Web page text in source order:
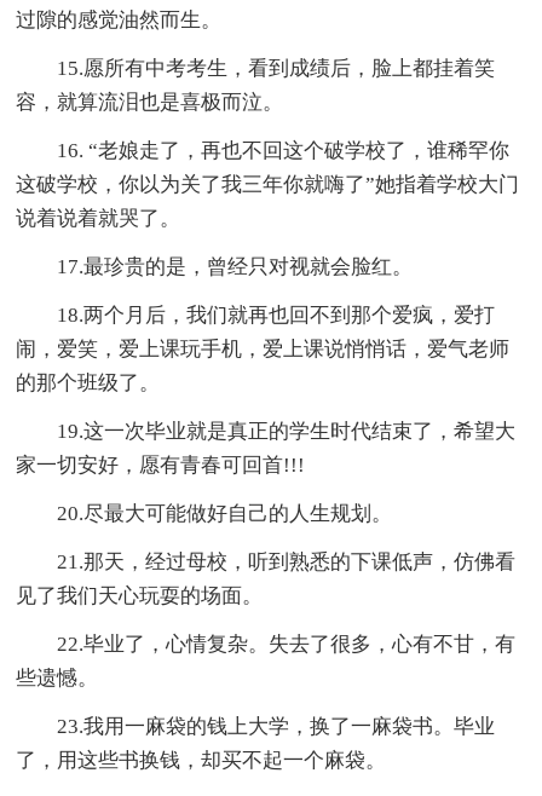
过隙的感觉油然而生。
15.愿所有中考考生，看到成绩后，脸上都挂着笑
容，就算流泪也是喜极而泣。
16. “老娘走了，再也不回这个破学校了，谁稀罕你
这破学校，你以为关了我三年你就嗨了”她指着学校大门
说着说着就哭了。
17.最珍贵的是，曾经只对视就会脸红。
18.两个月后，我们就再也回不到那个爱疯，爱打
闹，爱笑，爱上课玩手机，爱上课说悄悄话，爱气老师
的那个班级了。
19.这一次毕业就是真正的学生时代结束了，希望大
家一切安好，愿有青春可回首!!!
20.尽最大可能做好自己的人生规划。
21.那天，经过母校，听到熟悉的下课低声，仿佛看
见了我们天心玩耍的场面。
22.毕业了，心情复杂。失去了很多，心有不甘，有
些遗憾。
23.我用一麻袋的钱上大学，换了一麻袋书。毕业
了，用这些书换钱，却买不起一个麻袋。